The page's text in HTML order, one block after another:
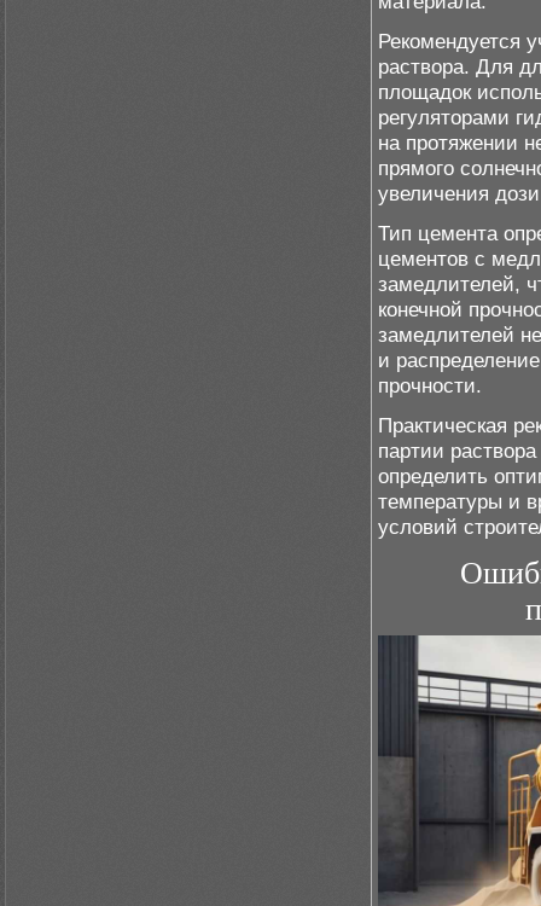
Рекомендуется
раствора. Для
площадок
регуляторами
на протяжении
прямого
увеличения
Тип цемента
цементов с
замедлителей,
конечной
замедлителей
и
прочности.
Практическая
партии
определить
температуры и
условий